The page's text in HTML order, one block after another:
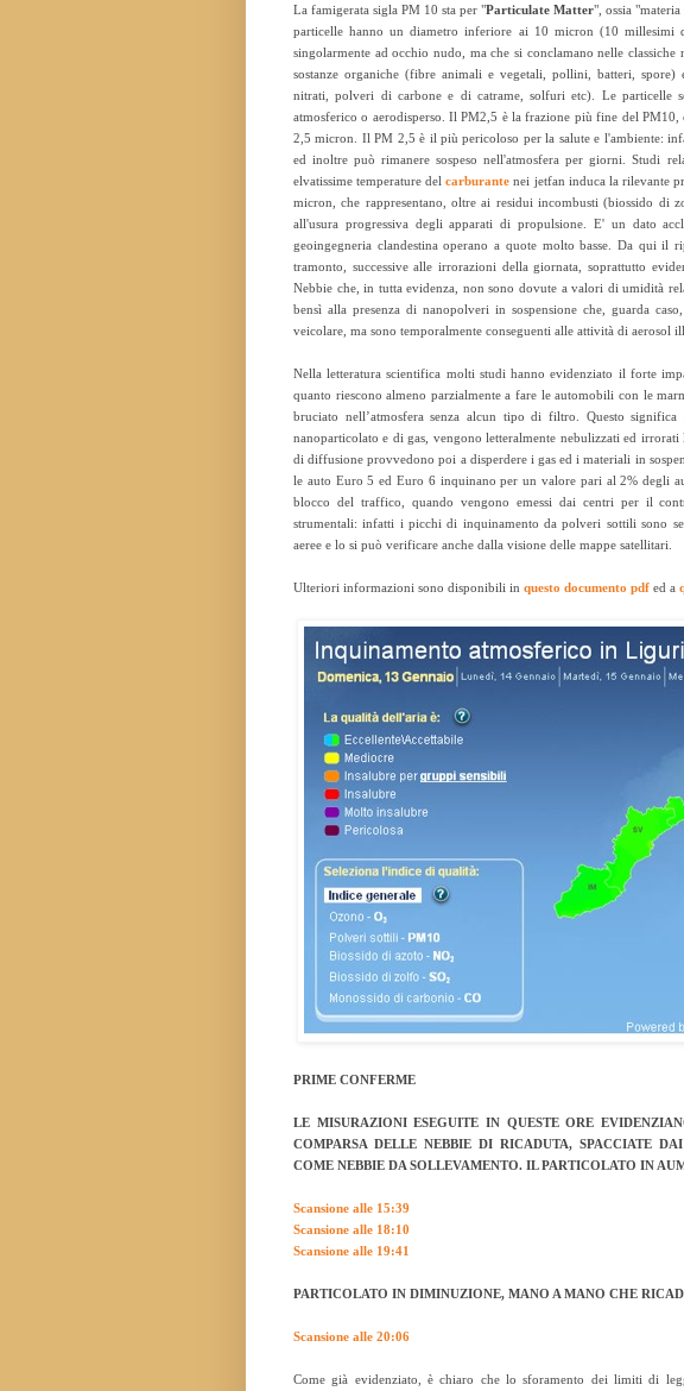
La famigerata sigla PM 10 sta per "Particulate Matter", ossia
particelle hanno un diametro inferiore ai 10 micron (10
singolarmente ad occhio nudo, ma che si conclamano nelle
sostanze organiche (fibre animali e vegetali, pollini, batteri,
nitrati, polveri di carbone e di catrame, solfuri etc). Le particelle
atmosferico o aerodisperso. Il PM2,5 è la frazione più fine del
2,5 micron. Il PM 2,5 è il più pericoloso per la salute e l'ambiente:
ed inoltre può rimanere sospeso nell'atmosfera per giorni. Studi
elvatissime temperature delcarburante nei jetfan induca la rilevante
micron, che rappresentano, oltre ai residui incombusti (biossido di
all'usura progressiva degli apparati di propulsione. E' un dato
geoingegneria clandestina operano a quote molto basse. Da qui il
tramonto, successive alle irrorazioni della giornata, soprattutto
Nebbie che, in tutta evidenza, non sono dovute a valori di umidità
bensì alla presenza di nanopolveri in sospensione che, guarda
veicolare, ma sono temporalmente conseguenti alle attività di aerosol
Nella letteratura scientifica molti studi hanno evidenziato il forte
quanto riescono almeno parzialmente a fare le automobili con le
bruciato nell’atmosfera senza alcun tipo di filtro. Questo
nanoparticolato e di gas, vengono letteralmente nebulizzati ed
di diffusione provvedono poi a disperdere i gas ed i materiali in
le auto Euro 5 ed Euro 6 inquinano per un valore pari al 2% degli
blocco del traffico, quando vengono emessi dai centri per il
strumentali: infatti i picchi di inquinamento da polveri sottili sono
aeree e lo si può verificare anche dalla visione delle mappe satellitari.
Ulteriori informazioni sono disponibili in questo documento pdf ed a
PRIME CONFERME
LE MISURAZIONI ESEGUITE IN QUESTE ORE
COMPARSA DELLE NEBBIE DI RICADUTA, SPACCIATE
COME NEBBIE DA SOLLEVAMENTO. IL PARTICOLATO IN
Scansione alle 15:39
Scansione alle 18:10
Scansione alle 19:41
PARTICOLATO IN DIMINUZIONE, MANO A MANO CHE
Scansione alle 20:06
Come già evidenziato, è chiaro che lo sforamento dei limiti di